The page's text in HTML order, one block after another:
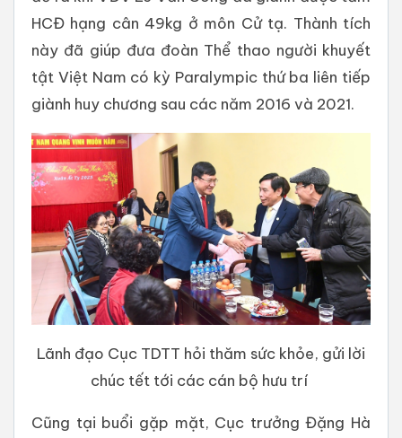
HCĐ hạng cân 49kg ở môn Cử tạ. Thành tích
này đã giúp đưa đoàn Thể thao người khuyết
tật Việt Nam có kỳ Paralympic thứ ba liên tiếp
giành huy chương sau các năm 2016 và 2021.
Lãnh đạo Cục TDTT hỏi thăm sức khỏe, gửi lời
chúc tết tới các cán bộ hưu trí
Cũng tại buổi gặp mặt, Cục trưởng Đặng Hà